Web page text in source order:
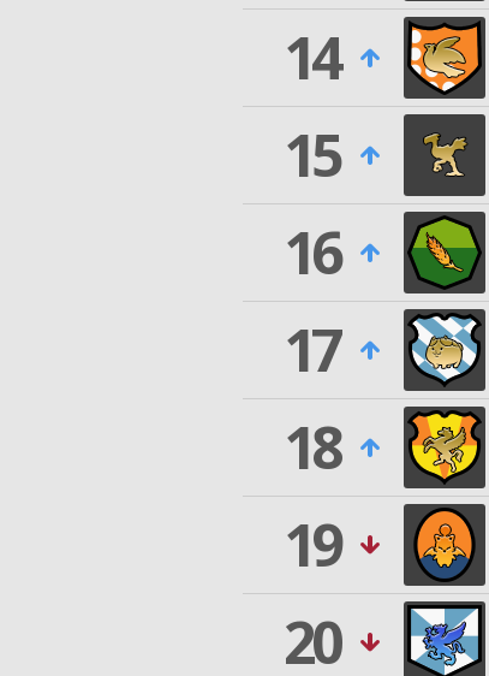
14
15
16
17
18
19
20